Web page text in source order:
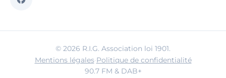
© 2026 R.I.G. Association loi 1901.
Mentions légales·Politique de confidentialité
90.7 FM & DAB+